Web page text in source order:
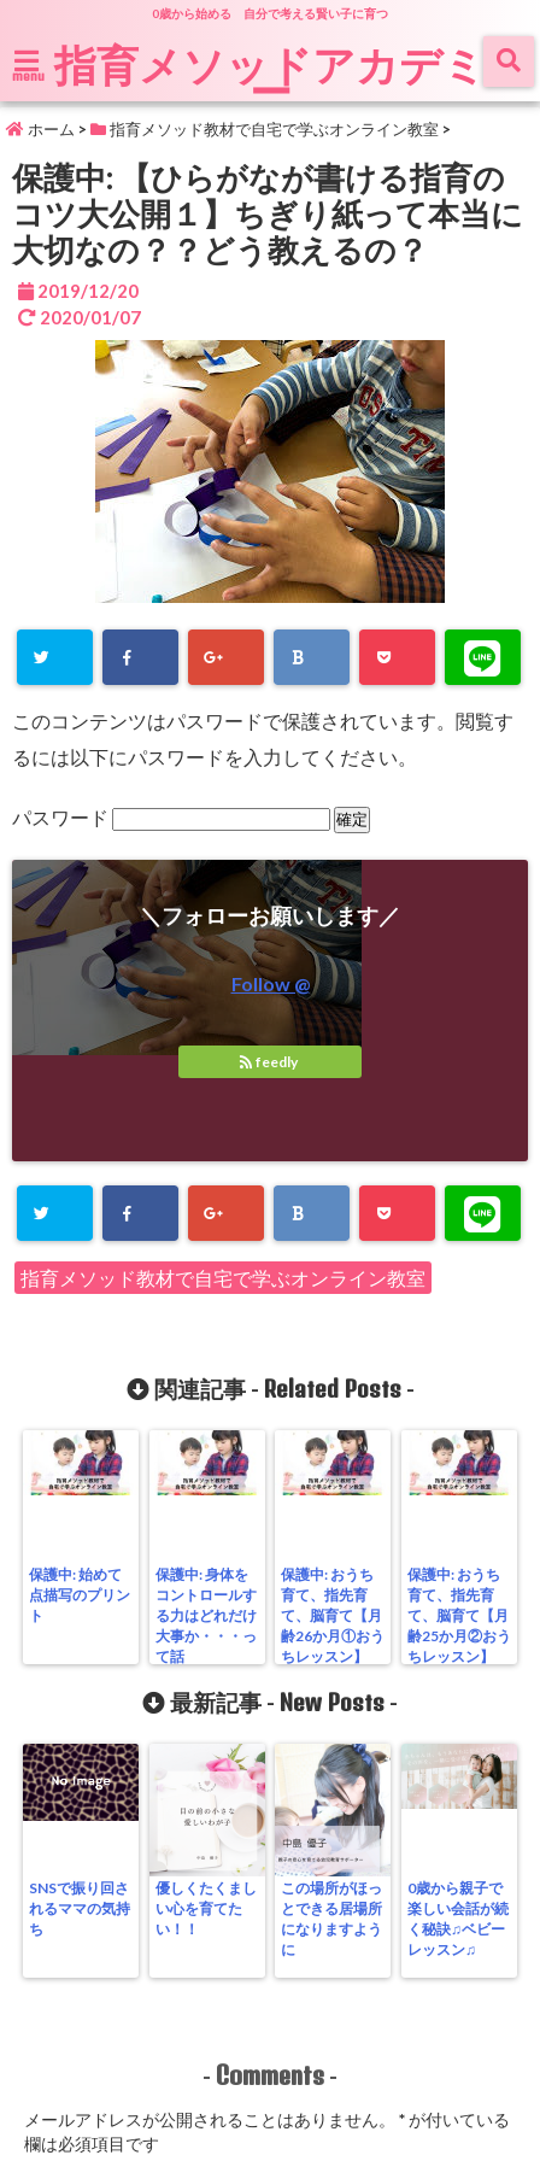
0歳から始める 自分で考える賢い子に育つ
menu 指育メソッドアカデミ
ー
ホーム > 指育メソッド教材で自宅で学ぶオンライン教室 >
保護中: 【ひらがなが書ける指育の
コツ大公開１】ちぎり紙って本当に
大切なの？？どう教えるの？
2019/12/20
2020/01/07
このコンテンツはパスワードで保護されています。閲覧す
るには以下にパスワードを入力してください。
パスワード
＼フォローお願いします／
Follow @
feedly
指育メソッド教材で自宅で学ぶオンライン教室
関連記事 - Related Posts-
保護中: 始めて
点描写のプリン
ト
保護中: 身体を
コントロールす
る力はどれだけ
大事か・・・っ
て話
保護中: おうち
育て、指先育
て、脳育て【月
齢26か月①おう
ちレッスン】
保護中: おうち
育て、指先育
て、脳育て【月
齢25か月②おう
ちレッスン】
最新記事 - New Posts -
SNSで振り回さ
れるママの気持
ち
優しくたくまし
い心を育てた
い！！
この場所がほっ
とできる居場所
になりますよう
に
0歳から親子で
楽しい会話が続
く秘訣♫ベビー
レッスン♫
- Comments -
メールアドレスが公開されることはありません。 *が付いている
欄は必須項目です